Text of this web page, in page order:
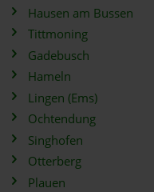
Hausen am Bussen
Tittmoning
Gadebusch
Hameln
Lingen (Ems)
Ochtendung
Singhofen
Otterberg
Plauen